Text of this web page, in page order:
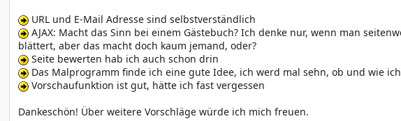
URL und E-Mail Adresse sind selbstverständlich
AJAX: Macht das Sinn bei einem Gästebuch? Ich denke nur, wenn man
blättert, aber das macht doch kaum jemand, oder?
Seite bewerten hab ich auch schon drin
Das Malprogramm finde ich eine gute Idee, ich werd mal sehn, ob und wie
Vorschaufunktion ist gut, hätte ich fast vergessen
Dankeschön! Über weitere Vorschläge würde ich mich freuen.